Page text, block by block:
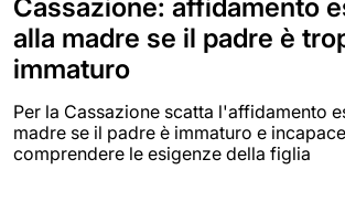
Cassazione: affidamento
alla madre se il padre è
immaturo
Per la Cassazione scatta l'affidamento
madre se il padre è immaturo e
comprendere le esigenze della figlia